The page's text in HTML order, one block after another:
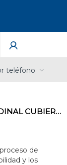
teléfono
CORTADORA LONGITUDINAL CUBIERTA
de
y los